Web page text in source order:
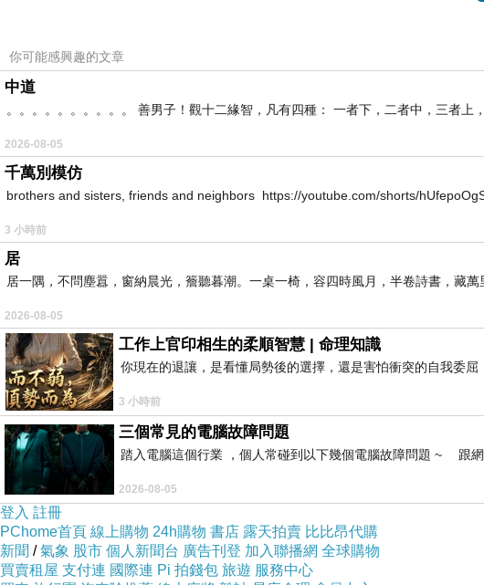
你可能感興趣的文章
中道
。。。。。。。。。。 善男子！觀十二緣智，凡有四種： 一者下，二者中，三者上
2026-08-05
千萬別模仿
brothers and sisters, friends and neighbors https://youtube.com/shorts/
3 小時前
居
居一隅，不問塵囂，窗納晨光，簷聽暮潮。一桌一椅，容四時風月，半卷詩書，藏萬
2026-08-05
工作上官印相生的柔順智慧 | 命理知識
你現在的退讓，是看懂局勢後的選擇，還是害怕衝突的自我
3 小時前
三個常見的電腦故障問題
踏入電腦這個行業 ，個人常碰到以下幾個電腦故障問題 ~ 跟
2026-08-05
登入 註冊
PChome首頁 線上購物 24h購物 書店 露天拍賣 比比昂代購
新聞 /氣象 股市 個人新聞台 廣告刊登 加入聯播網 全球購物
買賣租屋 支付連 國際連 Pi 拍錢包 旅遊 服務中心